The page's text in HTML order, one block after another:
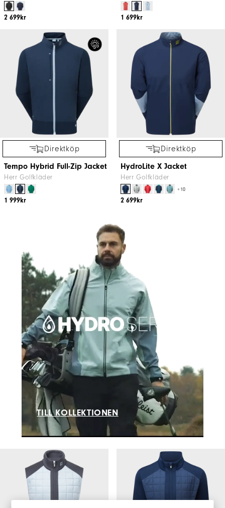
2 699kr 1 699kr
Direktköp
Tempo Hybrid Full-Zip Jacket
Herr Golfkläder
1 999kr
Direktköp
HydroLite X Jacket
Herr Golfkläder
+10
2 699kr
TILL KOLLEKTIONEN